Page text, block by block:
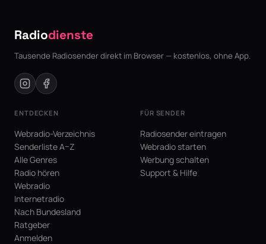
Radiodienste
Tausende Radiosender direkt im Browser — kostenlos, ohne App.
ENTDECKEN
Webradio-Verzeichnis
Senderliste A–Z
Alle Genres
Radio hören
Webradio
Internetradio
Nach Bundesland
Ratgeber
Anmelden
FÜR SENDER
Radiosender eintragen
Webradio starten
Werbung schalten
Support & Hilfe